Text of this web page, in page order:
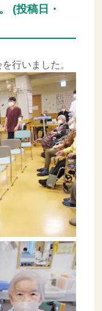
(投稿日・
行いました。